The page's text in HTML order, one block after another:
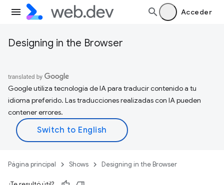
Acceder
Designing in the Browser
Google utiliza tecnología de IA para traducir contenido a tu
idioma preferido. Las traducciones realizadas con IA pueden
contener errores.
Página principal Shows Designing in the Browser